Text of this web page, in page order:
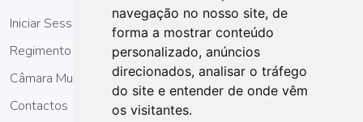
navegação no nosso site, de
forma a mostrar conteúdo
personalizado, anúncios
direcionados, analisar o tráfego
do site e entender de onde vêm
os visitantes.
Iniciar Sessão
Regimento da AM
Câmara Municipal
Contactos